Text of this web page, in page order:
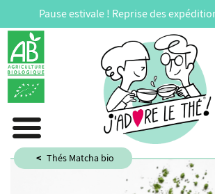
Pause estivale ! Reprise des
Thés Matcha bio